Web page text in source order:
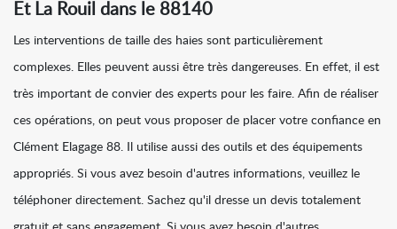
Et La Rouil dans le 88140
Les interventions de taille des haies sont particulièrement
complexes. Elles peuvent aussi être très dangereuses. En effet, il est
très important de convier des experts pour les faire. Afin de réaliser
ces opérations, on peut vous proposer de placer votre confiance en
Clément Elagage 88. Il utilise aussi des outils et des équipements
appropriés. Si vous avez besoin d'autres informations, veuillez le
téléphoner directement. Sachez qu'il dresse un devis totalement